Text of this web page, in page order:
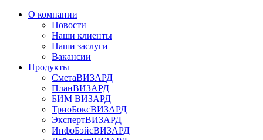
О компании
Новости
Наши клиенты
Наши заслуги
Вакансии
Продукты
СметаВИЗАРД
ПланВИЗАРД
БИМ ВИЗАРД
ТриоБоксВИЗАРД
ЭкспертВИЗАРД
ИнфоБэйсВИЗАРД